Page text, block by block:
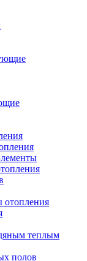
отопления
теплым
полов